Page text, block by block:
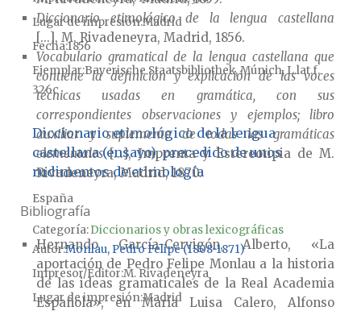
Diccionario etimológico de la lengua castellana
[...], M. Rivadeneyra, Madrid, 1856.
Vocabulario gramatical de la lengua castellana que
contiene la definición y explicación de las voces
técnicas usadas en gramática, con sus
correspondientes observaciones y ejemplos; libro
auxiliar y suplemento de todas las gramáticas
elementales[...], Imprenta y Estereotipia de M.
Rivadeneyra, Madrid, 1870.
Bibliografía
Hernando García-Cervigón, Alberto, «La
aportación de Pedro Felipe Monlau a la historia
de las ideas gramaticales de la Real Academia
Española»,en María Luisa Calero, Alfonso
Lugar de impresiónMadrid
Fecha1856
EjemplarBayerische Staatsbibliothek, Múnich, L.lat.f.
326c
Diccionario etimológico de la lengua
castellana (ensayo), precedido de unos
rudimentos de etimología
España
Categoría:Diccionarios y obras lexicográficas
AutorMonlau, Pedro Felipe (1808-1871)
Impresor/Editor M. Rivadeneyra
Lugar de impresiónMadrid